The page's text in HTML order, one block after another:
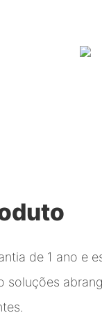
de 1 ano e
soluções